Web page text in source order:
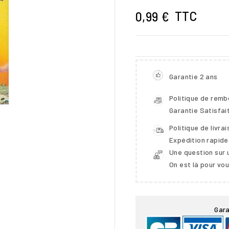
0,99 € TTC
Garantie 2 ans
Politique de
Garantie
Politique de
Expédition
Une question sur
On est là pour